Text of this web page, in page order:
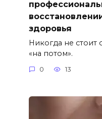
здоровья
Никогда не стоит
«на потом».
0 13